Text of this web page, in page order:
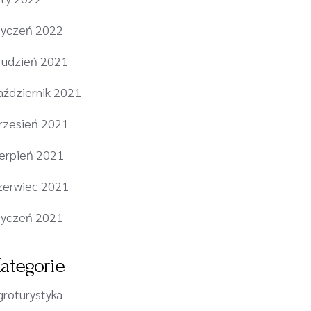
2022
2021
2021
2021
2021
2021
2021